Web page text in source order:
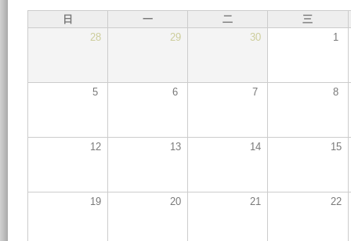
日 一 二
三
28
29 30 1
5 6 7 8
12 13 14 15
19 20 21 22